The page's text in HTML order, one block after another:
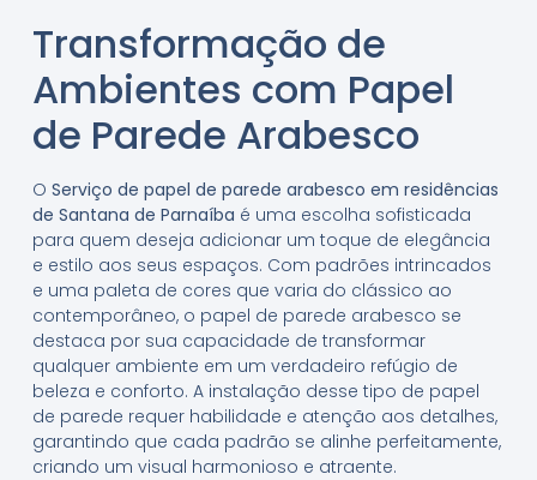
Transformação de
Ambientes com Papel
de Parede Arabesco
O Serviço de papel de parede arabesco em residências
de Santana de Parnaíba é uma escolha sofisticada
para quem deseja adicionar um toque de elegância
e estilo aos seus espaços. Com padrões intrincados
e uma paleta de cores que varia do clássico ao
contemporâneo, o papel de parede arabesco se
destaca por sua capacidade de transformar
qualquer ambiente em um verdadeiro refúgio de
beleza e conforto. A instalação desse tipo de papel
de parede requer habilidade e atenção aos detalhes,
garantindo que cada padrão se alinhe perfeitamente,
criando um visual harmonioso e atraente.